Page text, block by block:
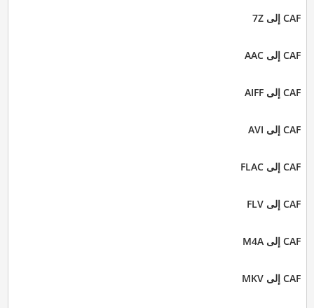
CAF إلى 7Z
CAF إلى AAC
CAF إلى AIFF
CAF إلى AVI
CAF إلى FLAC
CAF إلى FLV
CAF إلى M4A
CAF إلى MKV